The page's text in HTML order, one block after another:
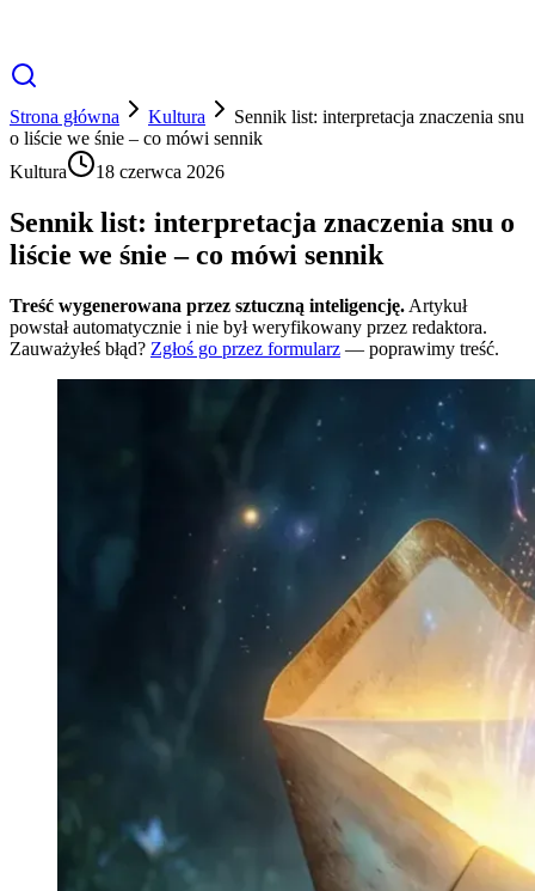
Strona główna Kultura
Sennik list: interpretacja znaczenia snu
o liście we śnie – co mówi sennik
Kultura
18 czerwca 2026
Sennik list: interpretacja znaczenia snu o
liście we śnie – co mówi sennik
Treść wygenerowana przez sztuczną inteligencję. Artykuł
powstał automatycznie i nie był weryfikowany przez redaktora.
Zauważyłeś błąd? Zgłoś go przez formularz — poprawimy treść.